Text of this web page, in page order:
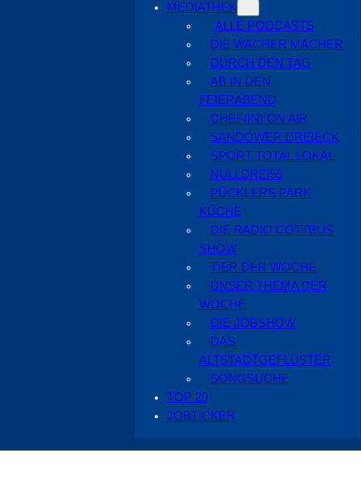
MEDIATHEK
ALLE PODCASTS
DIE WACHER MACHER
DURCH DEN TAG
AB IN DEN
FEIERABEND
CHEF(IN) ON AIR
SANDOWER DREIECK
SPORT TOTAL LOKAL
NULLDREI55
PÜCKLERS PARK
KÜCHE
DIE RADIO COTTBUS
SHOW
TIER DER WOCHE
UNSER THEMA DER
WOCHE
DIE JOBSHOW
DAS
ALTSTADTGEFLÜSTER
SONGSUCHE
TOP 20
JOBTICKER